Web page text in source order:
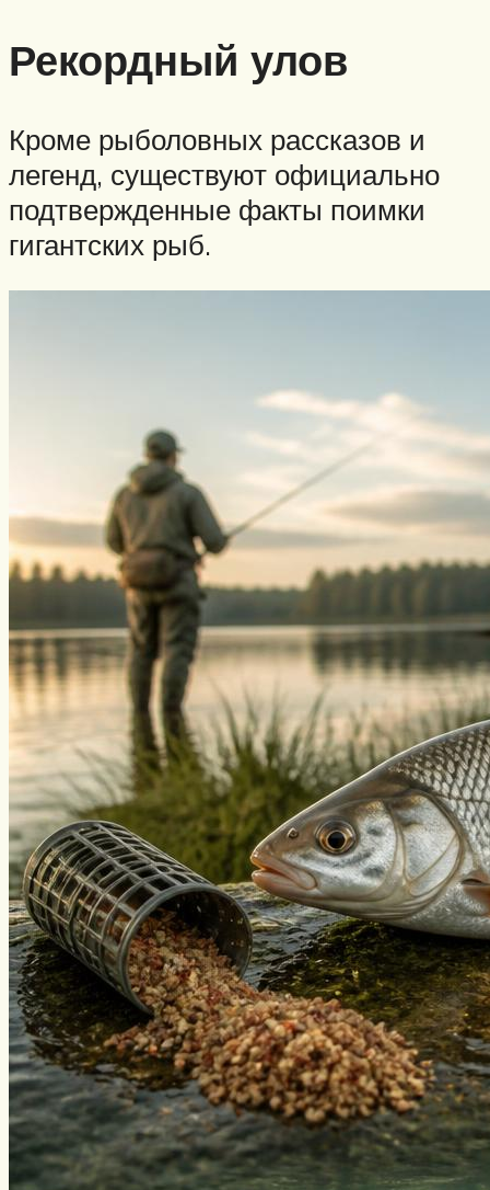
Рекордный улов
Кроме рыболовных рассказов и
легенд, существуют официально
подтвержденные факты поимки
гигантских рыб.